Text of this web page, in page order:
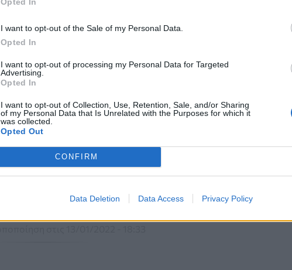
I want to opt-out of the Sale of my Personal Data.
Opted In
I want to opt-out of processing my Personal Data for Targeted
Advertising.
Opted In
I want to opt-out of Collection, Use, Retention, Sale, and/or Sharing
of my Personal Data that Is Unrelated with the Purposes for which it
was collected.
Opted Out
CONFIRM
Data Deletion Data Access Privacy Policy